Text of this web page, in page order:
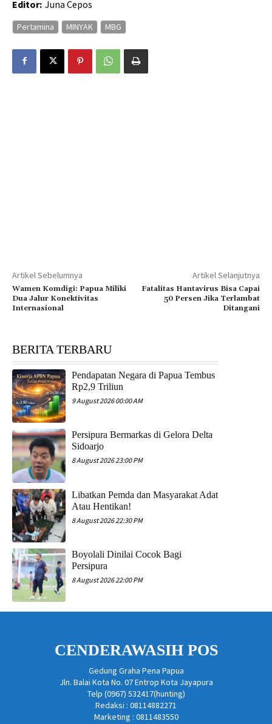
Editor: Juna Cepos
Pertamina MINYAK MBG
Artikel Sebelumnya
Wamen Komdigi: Papua Miliki
Dua Jalur Konektivitas
Internasional
Artikel Selanjutnya
Fatalitas Hantavirus Bisa Capai
50 Persen Jika Terlambat
Ditangani
BERITA TERBARU
Pendapatan Negara di Papua Tembus
Rp2,9 Triliun
9 August 2026 00:00 AM
Persipura Bermarkas di Gelora Delta
Sidoarjo
8 August 2026 23:00 PM
Libatkan Pemda dan Masyarakat Adat
Atau Hentikan!
8 August 2026 22:30 PM
Boyolali Dinilai Cocok Bagi
Persipura
8 August 2026 22:00 PM
CENDERAWASIH POS
Gedung Graha Pena Papua
Jln. Balai Kota No. 07 Entrop Kota Jayapura
Telp (0967) 532417(hunting)
Redaksi : 08114882271
Marketing : 0811483550